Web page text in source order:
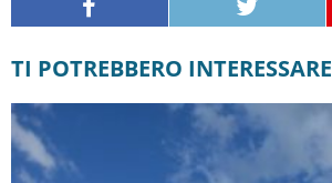
TI POTREBBERO INTERESSARE